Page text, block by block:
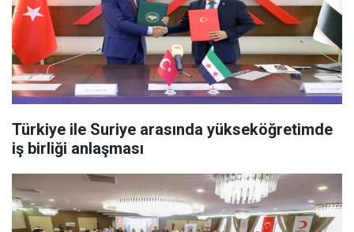
Türkiye ile Suriye arasında yükseköğretimde
iş birliği anlaşması